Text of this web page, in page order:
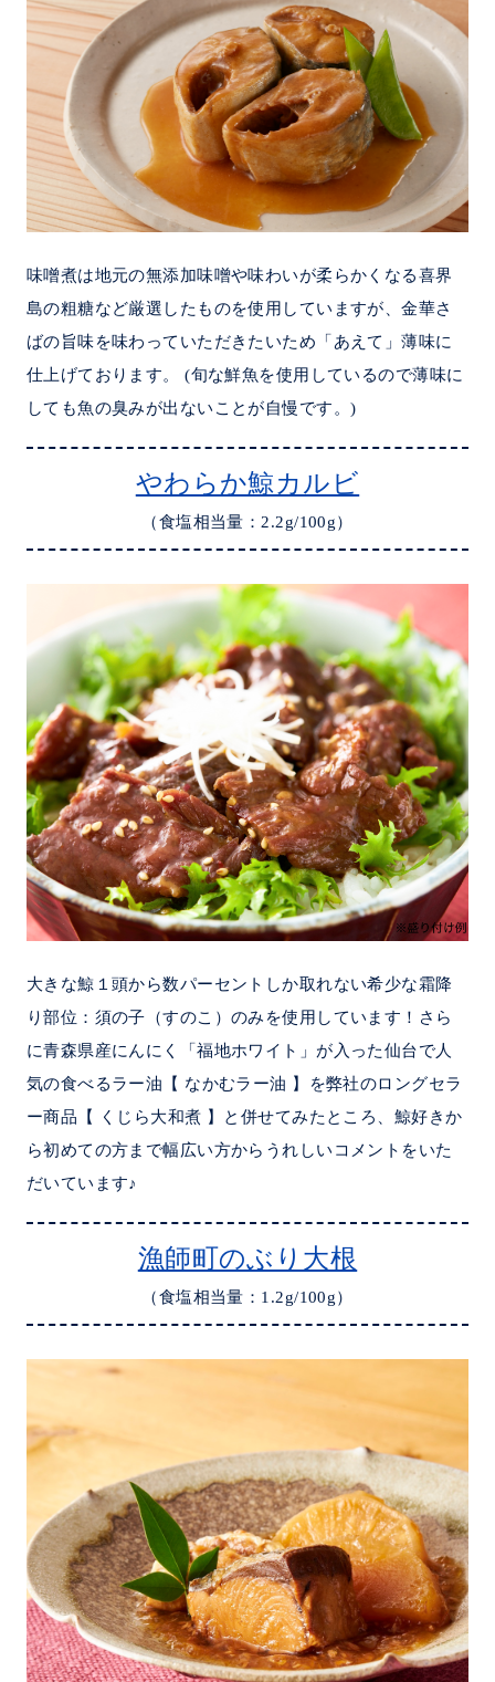
味噌煮は地元の無添加味噌や味わいが柔らかくなる喜界
島の粗糖など厳選したものを使用していますが、金華さ
ばの旨味を味わっていただきたいため「あえて」薄味に
仕上げております。 (旬な鮮魚を使用しているので薄味に
しても魚の臭みが出ないことが自慢です。)
やわらか鯨カルビ
（食塩相当量：2.2g/100g）
大きな鯨１頭から数パーセントしか取れない希少な霜降
り部位：須の子（すのこ）のみを使用しています！さら
に青森県産にんにく「福地ホワイト」が入った仙台で人
気の食べるラー油【 なかむラー油 】を弊社のロングセラ
ー商品【 くじら大和煮 】と併せてみたところ、鯨好きか
ら初めての方まで幅広い方からうれしいコメントをいた
だいています♪
漁師町のぶり大根
（食塩相当量：1.2g/100g）